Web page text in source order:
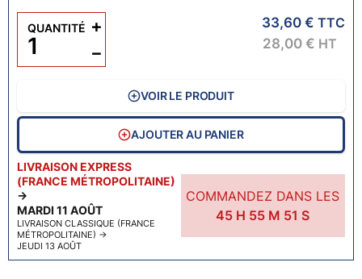
LIVRAISON EXPRESS
(FRANCE MÉTROPOLITAINE)
→
MARDI 11 AOÛT
LIVRAISON CLASSIQUE (FRANCE
MÉTROPOLITAINE) →
JEUDI 13 AOÛT
COMMANDEZ DANS LES
45H 55M 50 S
33,60 € TTC
28,00 € HT
QUANTITÉ
−
+
VOIR LE PRODUIT
AJOUTER AU PANIER